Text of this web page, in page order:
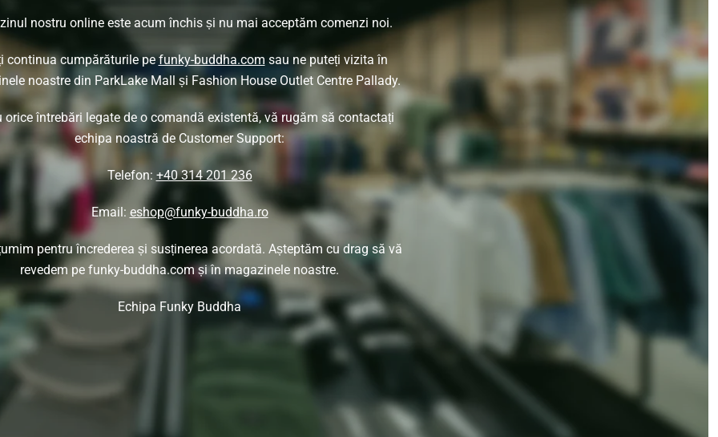
nostru online este acum închis și nu mai acceptăm comenzi noi.
continua cumpărăturile pefunky-buddha.com sau ne puteți vizita în
noastre din ParkLake Mall și Fashion House Outlet Centre Pallady.
orice întrebări legate de o comandă existentă, vă rugăm să contactați
echipa noastră de Customer Support:
Telefon: +40 314 201 236
Email: eshop@funky-buddha.ro
pentru încrederea și susținerea acordată. Așteptăm cu drag să vă
revedem pe funky-buddha.com și în magazinele noastre.
Echipa Funky Buddha